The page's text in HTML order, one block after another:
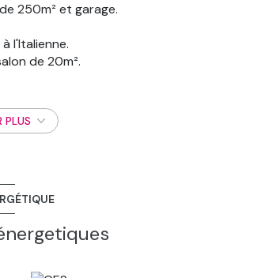
250m² et garage.
l'Italienne.
de 20m².
habitable.
PLUS